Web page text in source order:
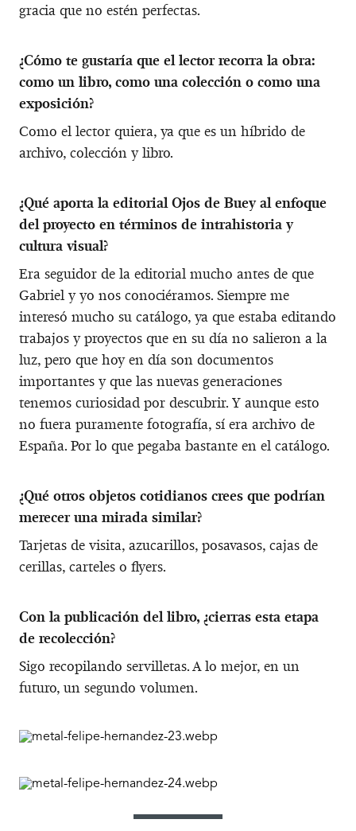
gracia que no estén perfectas.
¿Cómo te gustaría que el lector recorra la obra:
como un libro, como una colección o como una
exposición?
Como el lector quiera, ya que es un híbrido de
archivo, colección y libro.
¿Qué aporta la editorial Ojos de Buey al enfoque
del proyecto en términos de intrahistoria y
cultura visual?
Era seguidor de la editorial mucho antes de que
Gabriel y yo nos conociéramos. Siempre me
interesó mucho su catálogo, ya que estaba editando
trabajos y proyectos que en su día no salieron a la
luz, pero que hoy en día son documentos
importantes y que las nuevas generaciones
tenemos curiosidad por descubrir. Y aunque esto
no fuera puramente fotografía, sí era archivo de
España. Por lo que pegaba bastante en el catálogo.
¿Qué otros objetos cotidianos crees que podrían
merecer una mirada similar?
Tarjetas de visita, azucarillos, posavasos, cajas de
cerillas, carteles o flyers.
Con la publicación del libro, ¿cierras esta etapa
de recolección?
Sigo recopilando servilletas. A lo mejor, en un
futuro, un segundo volumen.